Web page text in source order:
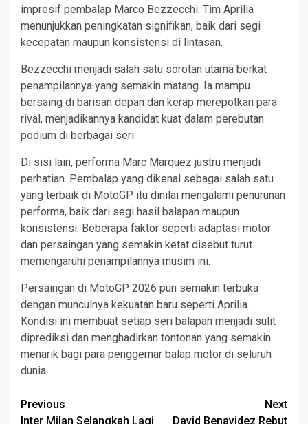
impresif pembalap Marco Bezzecchi. Tim Aprilia
menunjukkan peningkatan signifikan, baik dari segi
kecepatan maupun konsistensi di lintasan.
Bezzecchi menjadi salah satu sorotan utama berkat
penampilannya yang semakin matang. Ia mampu
bersaing di barisan depan dan kerap merepotkan para
rival, menjadikannya kandidat kuat dalam perebutan
podium di berbagai seri.
Di sisi lain, performa Marc Marquez justru menjadi
perhatian. Pembalap yang dikenal sebagai salah satu
yang terbaik di MotoGP itu dinilai mengalami penurunan
performa, baik dari segi hasil balapan maupun
konsistensi. Beberapa faktor seperti adaptasi motor
dan persaingan yang semakin ketat disebut turut
memengaruhi penampilannya musim ini.
Persaingan di MotoGP 2026 pun semakin terbuka
dengan munculnya kekuatan baru seperti Aprilia.
Kondisi ini membuat setiap seri balapan menjadi sulit
diprediksi dan menghadirkan tontonan yang semakin
menarik bagi para penggemar balap motor di seluruh
dunia.
Post
Previous
Inter Milan Selangkah Lagi
Next
David Benavidez Rebut